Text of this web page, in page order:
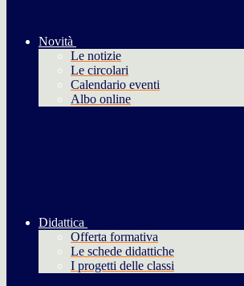
Novità
Le notizie
Le circolari
Calendario eventi
Albo online
Didattica
Offerta formativa
Le schede didattiche
I progetti delle classi